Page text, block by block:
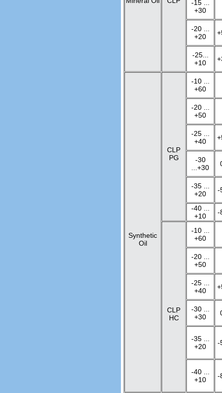
-15 ...
+30
-20 ...
+20
-25...
+10
Synthetic
Oil
CLP
PG
-10 ...
+60
-20 ...
+50
-25 ...
+40
-30
...+30
-35 ...
+20
-
-40 ...
+10
-
CLP
HC
-10 ...
+60
-20 ...
+50
-25 ...
+40
-30 ...
+30
-35 ...
+20
-
-40 ...
+10
-